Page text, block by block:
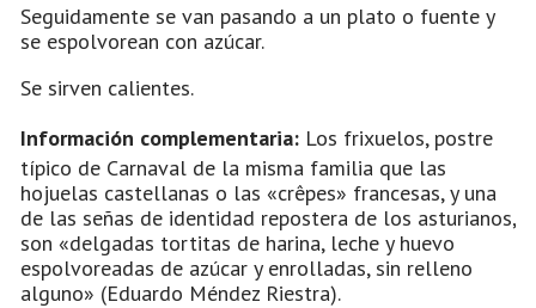
Seguidamente se van pasando a un plato o fuente y
se espolvorean con azúcar.
Se sirven calientes.
Información complementaria: Los frixuelos, postre
típico de Carnaval de la misma familia que las
hojuelas castellanas o las «crêpes» francesas, y una
de las señas de identidad repostera de los asturianos,
son «delgadas tortitas de harina, leche y huevo
espolvoreadas de azúcar y enrolladas, sin relleno
alguno» (Eduardo Méndez Riestra).